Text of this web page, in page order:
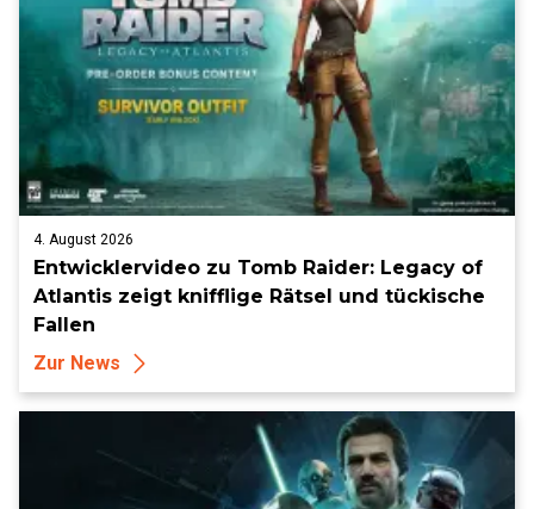
4. August 2026
Entwicklervideo zu Tomb Raider: Legacy of
Atlantis zeigt knifflige Rätsel und tückische
Fallen
Zur News